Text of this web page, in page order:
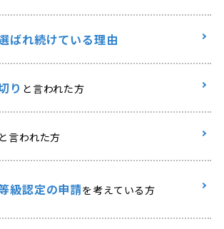
ばれ続けている理由
り と言われた方
と言われた方
級認定の申請を考えている方